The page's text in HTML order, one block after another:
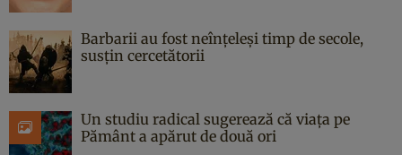
Barbarii au fost neînțeleși timp de secole,
susțin cercetătorii
Un studiu radical sugerează că viața pe
Pământ a apărut de două ori